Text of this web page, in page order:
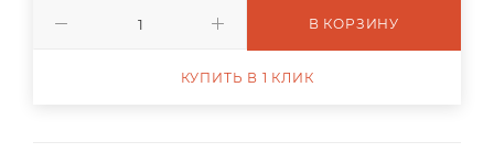
В КОРЗИНУ
КУПИТЬ В 1 КЛИК